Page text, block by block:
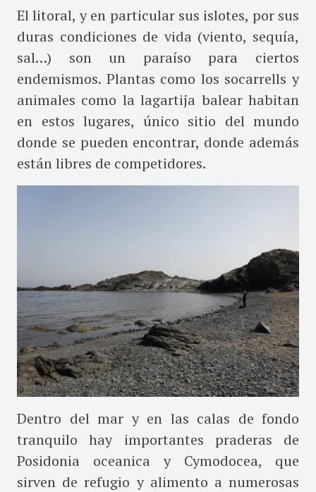
El litoral, y en particular sus islotes, por sus
duras condiciones de vida (viento, sequía,
sal…) son un paraíso para ciertos
endemismos. Plantas como los socarrells y
animales como la lagartija balear habitan
en estos lugares, único sitio del mundo
donde se pueden encontrar, donde además
están libres de competidores.
Dentro del mar y en las calas de fondo
tranquilo hay importantes praderas de
Posidonia oceanica y Cymodocea, que
sirven de refugio y alimento a numerosas